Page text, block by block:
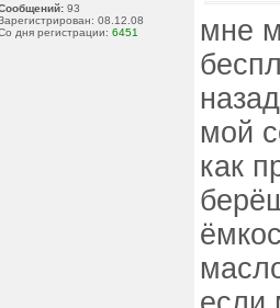
93
08.12.08
дня регистрации: 6451
мне
мой
как